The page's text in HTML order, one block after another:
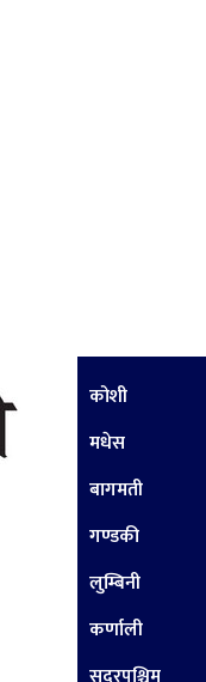
कोशी
मधेस
बागमती
गण्डकी
लुम्बिनी
कर्णाली